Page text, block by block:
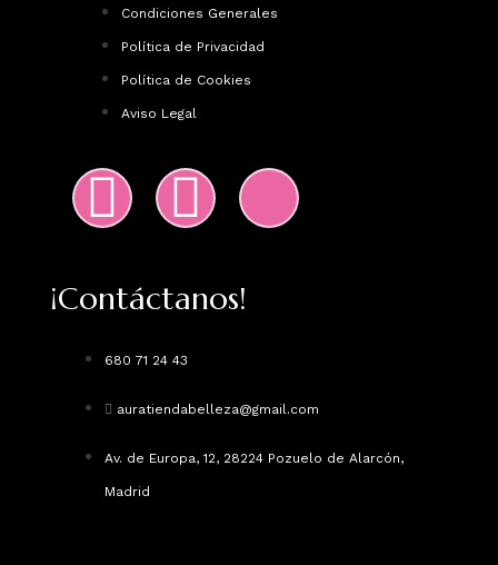
¡Contáctanos!
680 71 24 43
auratiendabelleza@gmail.com
Av. de Europa, 12, 28224 Pozuelo de Alarcón,
Madrid
Condiciones Generales
Política de Privacidad
Política de Cookies
Aviso Legal